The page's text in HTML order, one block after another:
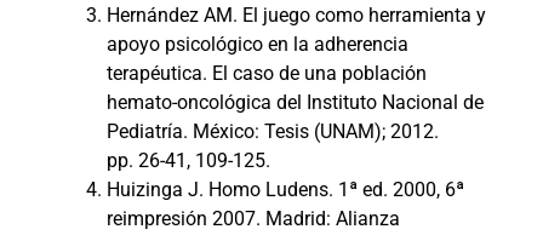
Hernández AM. El juego como herramienta y
apoyo psicológico en la adherencia
terapéutica. El caso de una población
hemato-oncológica del Instituto Nacional de
Pediatría. México: Tesis (UNAM); 2012.
pp. 26-41, 109-125.
Huizinga J. Homo Ludens. 1ª ed. 2000, 6ª
reimpresión 2007. Madrid: Alianza